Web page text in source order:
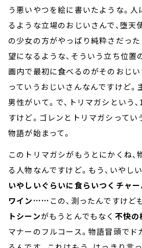
う悪いやつを絵に書いたような。
るような立場のおじいさんで、堕天
の少女の方がやっぱり純粋さだった
望になるような、そういう立ち位置
画内で最初に食べるのがそのおじ
っていうおじいさんなんですけど。
男性がいて。で、トリマガシという
すけど。ゴレンとトリマガシってい
物語が始まって。
このトリマガシがもうとにかくね
る人物なんですけど。もう、いやし
いやしいぐらいに食らいつくチャー
ワイン……この、測ったんですけど
トシーンがもうとんでもなく 不快の
マナーのフルコース。物語冒頭でド